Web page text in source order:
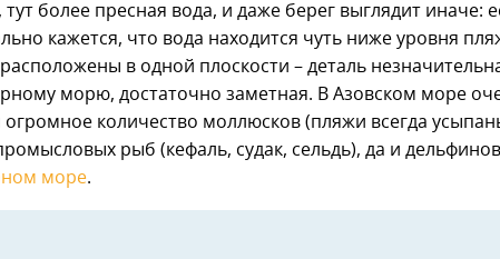
более пресная вода, и даже берег выглядит иначе:
кажется, что вода находится чуть ниже уровня
в одной плоскости – деталь
морю, достаточно заметная. В Азовском море
количество моллюсков (пляжи всегда
рыб (кефаль, судак, сельдь), да и
море.